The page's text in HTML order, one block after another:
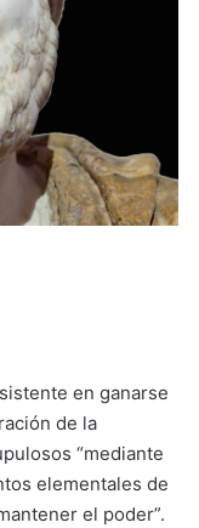
en ganarse
de la
“mediante
elementales de
el poder”.